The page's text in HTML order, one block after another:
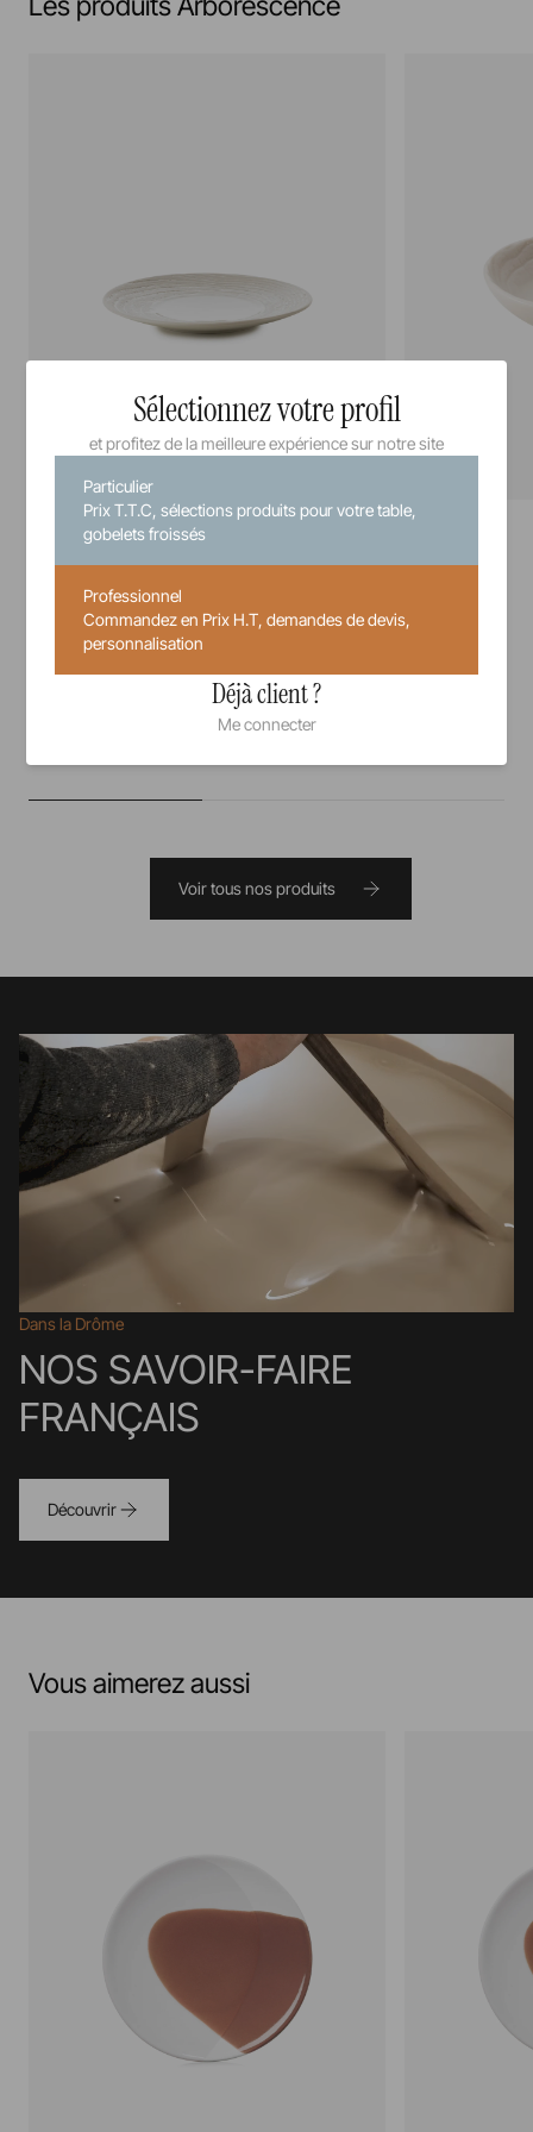
Arborescence
Assiette à dessert
21,5 cm
Prix unitaire TTC
Arborescence
Voir tous nos produits
Dans la Drôme
NOS SAVOIR-FAIRE
FRANÇAIS
Découvrir
Vous aimerez aussi
Sélectionnez votre profil
et profitez de la meilleure expérience sur notre site
Particulier
Prix T.T.C, sélections produits pour votre table,
gobelets froissés
Professionnel
Commandez en Prix H.T, demandes de devis,
personnalisation
Déjà client ?
Me connecter